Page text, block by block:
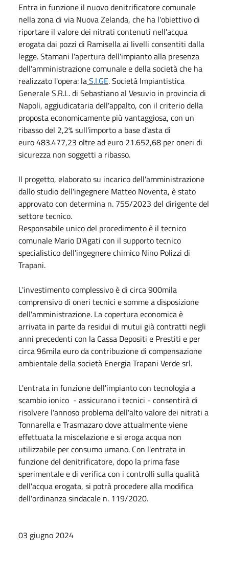
Entra in funzione il nuovo denitrificatore comunale
nella zona di via Nuova Zelanda, che ha l'obiettivo di
riportare il valore dei nitrati contenuti nell'acqua
erogata dai pozzi di Ramisella ai livelli consentiti dalla
legge. Stamani l'apertura dell'impianto alla presenza
dell'amministrazione comunale e della società che ha
realizzato l'opera: laS.I.GE. Società Impiantistica
Generale S.R.L. di Sebastiano al Vesuvio in provincia di
Napoli, aggiudicataria dell'appalto, con il criterio della
proposta economicamente più vantaggiosa, con un
ribasso del 2,2% sull'importo a base d'asta di
euro 483.477,23 oltre ad euro 21.652,68 per oneri di
sicurezza non soggetti a ribasso.
Il progetto, elaborato su incarico dell'amministrazione
dallo studio dell'ingegnere Matteo Noventa, è stato
approvato con determina n. 755/2023 del dirigente del
settore tecnico.
Responsabile unico del procedimento è il tecnico
comunale Mario D'Agati con il supporto tecnico
specialistico dell'ingegnere chimico Nino Polizzi di
Trapani.
L'investimento complessivo è di circa 900mila
comprensivo di oneri tecnici e somme a disposizione
dell'amministrazione. La copertura economica è
arrivata in parte da residui di mutui già contratti negli
anni precedenti con la Cassa Depositi e Prestiti e per
circa 96mila euro da contribuzione di compensazione
ambientale della società Energia Trapani Verde srl.
L'entrata in funzione dell'impianto con tecnologia a
scambio ionico - assicurano i tecnici - consentirà di
risolvere l'annoso problema dell'alto valore dei nitrati a
Tonnarella e Trasmazaro dove attualmente viene
effettuata la miscelazione e si eroga acqua non
utilizzabile per consumo umano. Con l'entrata in
funzione del denitrificatore, dopo la prima fase
sperimentale e di verifica con i controlli sulla qualità
dell'acqua erogata, si potrà procedere alla modifica
dell'ordinanza sindacale n. 119/2020.
03 giugno 2024